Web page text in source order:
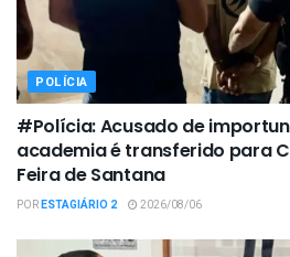
POLÍCIA
#Polícia: Acusado de
academia é transferido para
Feira de Santana
PORESTAGIÁRIO 2 2026/08/06